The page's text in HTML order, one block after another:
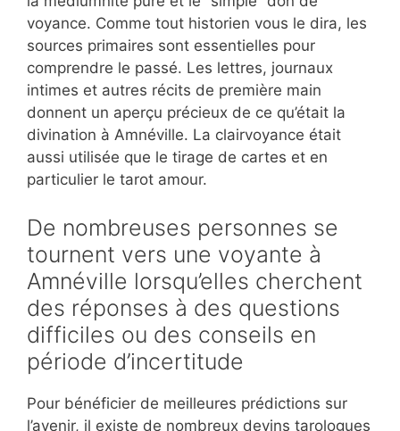
voyance. Comme tout historien vous le dira, les
sources primaires sont essentielles pour
comprendre le passé. Les lettres, journaux
intimes et autres récits de première main
donnent un aperçu précieux de ce qu’était la
divination à Amnéville. La clairvoyance était
aussi utilisée que le tirage de cartes et en
particulier le tarot amour.
De nombreuses personnes se
tournent vers une voyante à
Amnéville lorsqu’elles cherchent
des réponses à des questions
difficiles ou des conseils en
période d’incertitude
Pour bénéficier de meilleures prédictions sur
l’avenir, il existe de nombreux devins tarologues